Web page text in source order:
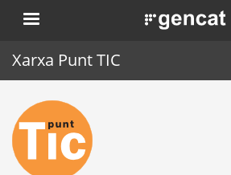
Skip
to
. Obre en una
Xarxa Punt TIC
Home
Punt TIC